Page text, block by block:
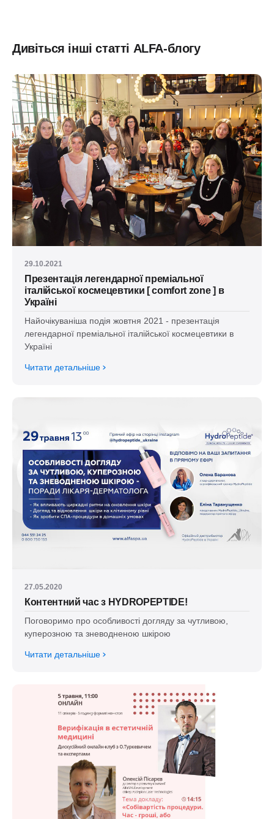
Дивіться інші статті ALFA-блогу
29.10.2021
Презентація легендарної преміальної
італійської космецевтики [ comfort zone ] в
Україні
Найочікуваніша подія жовтня 2021 - презентація
легендарної преміальної італійської космецевтики в
Україні
Читати детальніше
27.05.2020
Контентний час з HYDROPEPTIDE!
Поговоримо про особливості догляду за чутливою,
куперозною та зневодненою шкірою
Читати детальніше